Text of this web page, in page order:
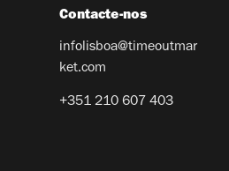
Contacte-nos
infolisboa@timeoutmar
ket.com
+351 210 607 403